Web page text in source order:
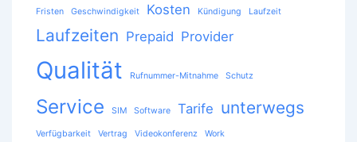
Fristen Geschwindigkeit Kosten Kündigung Laufzeit
Laufzeiten Prepaid Provider
Qualität Rufnummer-Mitnahme Schutz
Service SIM Software Tarife unterwegs
Verfügbarkeit Vertrag Videokonferenz Work